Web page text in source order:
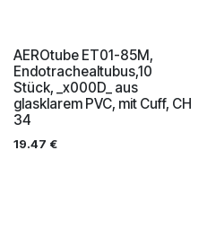
AEROtube ET01-85M,
Endotrachealtubus,10
Stück, _x000D_ aus
glasklarem PVC, mit Cuff, CH
34
19.47 €